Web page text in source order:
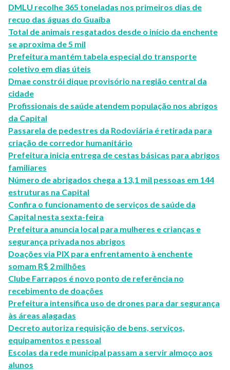
DMLU recolhe 365 toneladas nos primeiros dias de
recuo das águas do Guaíba
Total de animais resgatados desde o início da enchente
se aproxima de 5 mil
Prefeitura mantém tabela especial do transporte
coletivo em dias úteis
Dmae constrói dique provisório na região central da
cidade
Profissionais de saúde atendem população nos abrigos
da Capital
Passarela de pedestres da Rodoviária é retirada para
criação de corredor humanitário
Prefeitura inicia entrega de cestas básicas para abrigos
familiares
Número de abrigados chega a 13,1 mil pessoas em 144
estruturas na Capital
Confira o funcionamento de serviços de saúde da
Capital nesta sexta-feira
Prefeitura anuncia local para mulheres e crianças e
segurança privada nos abrigos
Doações via PIX para enfrentamento à enchente
somam R$ 2 milhões
Clube Farrapos é novo ponto de referência no
recebimento de doações
Prefeitura intensifica uso de drones para dar segurança
às áreas alagadas
Decreto autoriza requisição de bens, serviços,
equipamentos e pessoal
Escolas da rede municipal passam a servir almoço aos
alunos